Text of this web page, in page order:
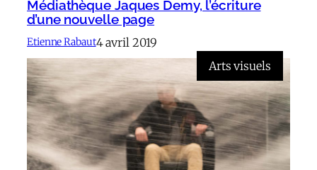
Médiathèque Jaques Demy, l’écriture
d’une nouvelle page
Etienne Rabaut4 avril 2019
Arts visuels